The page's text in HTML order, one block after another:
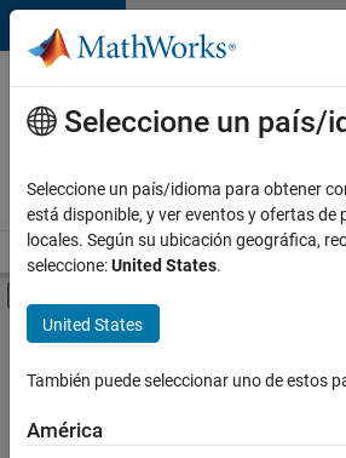
Saltar al contenido
Ofertas
de
empleo
MathWorks
Visión general Búsqueda de empleo
Contenido principal
FILTRADO POR
Legal
Seleccione un país/
Seleccione un país/idioma para obtener
está disponible, y ver eventos y ofertas de
locales. Según su ubicación geográfica,
seleccione:United States.
United States
También puede seleccionar uno de estos
América